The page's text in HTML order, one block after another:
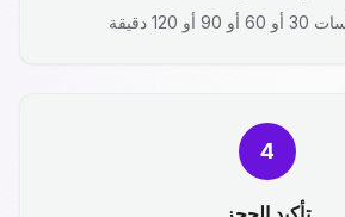
120 دقيقة
4